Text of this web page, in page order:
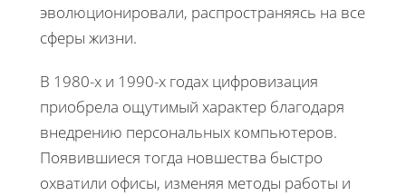
эволюционировали, распространяясь на все
сферы жизни.
В 1980-х и 1990-х годах цифровизация
приобрела ощутимый характер благодаря
внедрению персональных компьютеров.
Появившиеся тогда новшества быстро
охватили офисы, изменяя методы работы и